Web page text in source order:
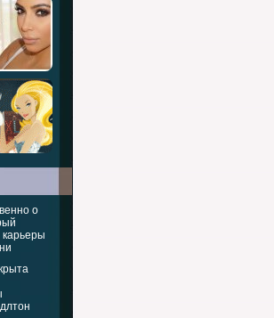
о
карьеры